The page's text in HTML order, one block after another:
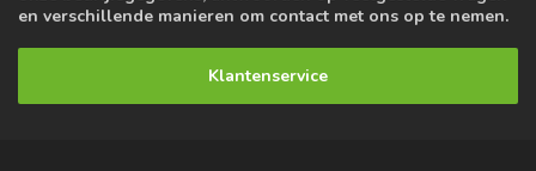
en verschillende manieren om contact met ons op te nemen.
Klantenservice